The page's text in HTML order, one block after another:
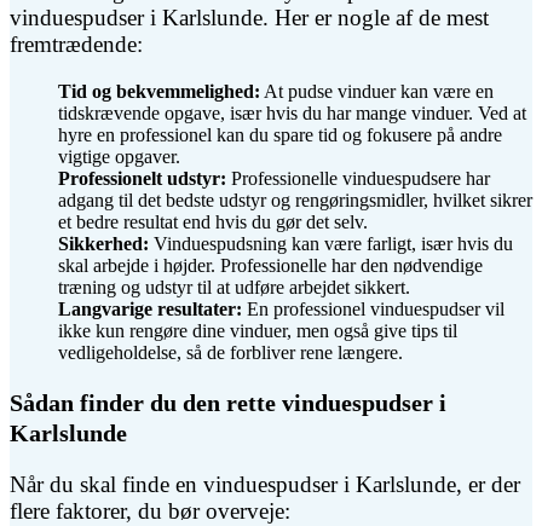
vinduespudser i Karlslunde. Her er nogle af de mest
fremtrædende:
Tid og bekvemmelighed: At pudse vinduer kan være en
tidskrævende opgave, især hvis du har mange vinduer. Ved at
hyre en professionel kan du spare tid og fokusere på andre
vigtige opgaver.
Professionelt udstyr: Professionelle vinduespudsere har
adgang til det bedste udstyr og rengøringsmidler, hvilket sikrer
et bedre resultat end hvis du gør det selv.
Sikkerhed: Vinduespudsning kan være farligt, især hvis du
skal arbejde i højder. Professionelle har den nødvendige
træning og udstyr til at udføre arbejdet sikkert.
Langvarige resultater: En professionel vinduespudser vil
ikke kun rengøre dine vinduer, men også give tips til
vedligeholdelse, så de forbliver rene længere.
Sådan finder du den rette vinduespudser i
Karlslunde
Når du skal finde en vinduespudser i Karlslunde, er der
flere faktorer, du bør overveje: